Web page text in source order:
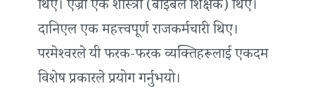
थिए। एज्रा एक शास्त्री (बाइबल शिक्षक) थिए।
दानिएल एक महत्त्वपूर्ण राजकर्मचारी थिए।
परमेश्‍वरले यी फरक-फरक व्यक्तिहरूलाई एकदम
विशेष प्रकारले प्रयोग गर्नुभयो।